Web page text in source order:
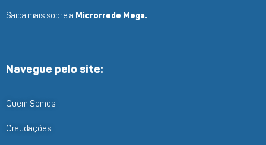
Saiba mais sobre a Microrrede Mega.
Navegue pelo site:
Quem Somos
Graudações